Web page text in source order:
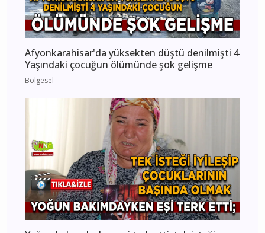
Afyonkarahisar'da yüksekten düştü denilmişti 4
Yaşındaki çocuğun ölümünde şok gelişme
Bölgesel